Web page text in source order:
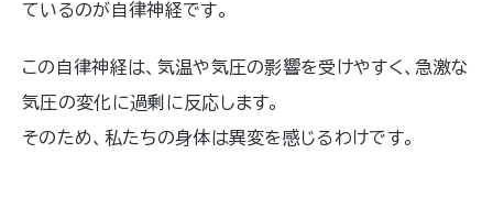
ているのが自律神経です。
この自律神経は、気温や気圧の影響を受けやすく、急激な
気圧の変化に過剰に反応します。
そのため、私たちの身体は異変を感じるわけです。